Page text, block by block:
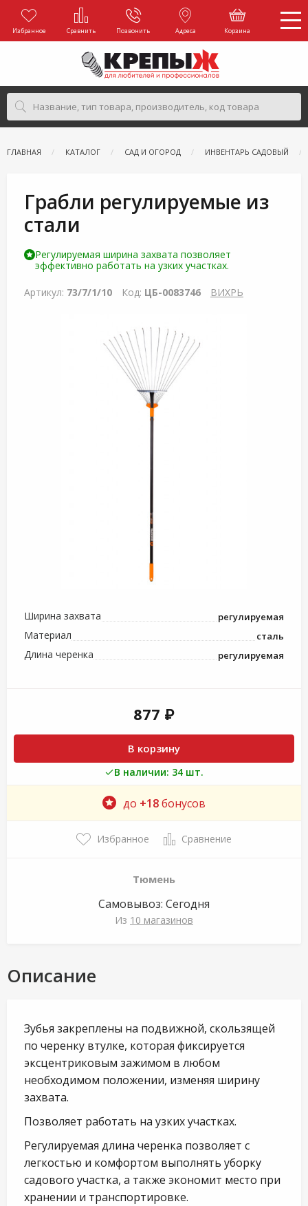
Избранное Сравнить Позвонить Адреса Корзина
ГЛАВНАЯ КАТАЛОГ САД И ОГОРОД ИНВЕНТАРЬ САДОВЫЙ
Грабли регулируемые из
стали
Регулируемая ширина захвата позволяет
эффективно работать на узких участках.
Артикул: 73/7/1/10 Код: ЦБ-0083746 ВИХРЬ
Ширина захвата регулируемая
Материал сталь
Длина черенка регулируемая
877 ₽
В корзину
В наличии: 34 шт.
до +18бонусов
Избранное Сравнение
Тюмень
Самовывоз: Сегодня
Из 10 магазинов
Описание
Зубья закреплены на подвижной, скользящей
по черенку втулке, которая фиксируется
эксцентриковым зажимом в любом
необходимом положении, изменяя ширину
захвата.
Позволяет работать на узких участках.
Регулируемая длина черенка позволяет с
легкостью и комфортом выполнять уборку
садового участка, а также экономит место при
хранении и транспортировке.